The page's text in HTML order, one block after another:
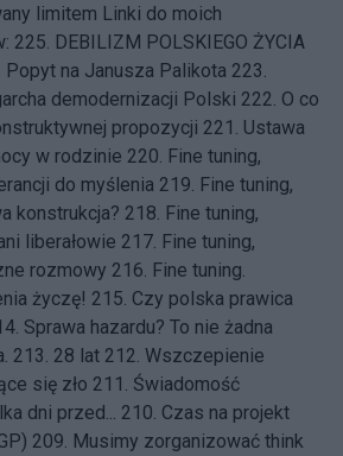
limitem Linki do moich
225. DEBILIZM POLSKIEGO ŻYCIA
Popyt na Janusza Palikota 223.
demodernizacji Polski 222. O co
propozycji 221. Ustawa
w rodzinie 220. Fine tuning,
do myślenia 219. Fine tuning,
konstrukcja? 218. Fine tuning,
liberałowie 217. Fine tuning,
rozmowy 216. Fine tuning.
życzę! 215. Czy polska prawica
Sprawa hazardu? To nie żadna
213. 28 lat 212. Wszczepienie
się zło 211. Świadomość
dni przed...
210. Czas na projekt
209. Musimy zorganizować think